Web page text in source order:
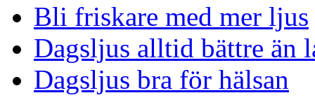
Bli friskare med mer ljus
Dagsljus alltid bättre än
Dagsljus bra för hälsan